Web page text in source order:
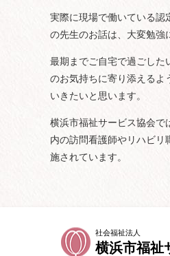
実際に現場で働いている認
の先生のお話は、大変勉強
最期までご自宅で過ごした
のお気持ちに寄り添えるよ
いきたいと思います。
横浜市福祉サービス協会で
内の訪問看護師やリハビリ
施されています。
社会福祉法人
横浜市福祉